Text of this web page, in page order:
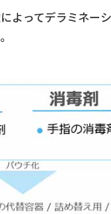
よってデラミネー